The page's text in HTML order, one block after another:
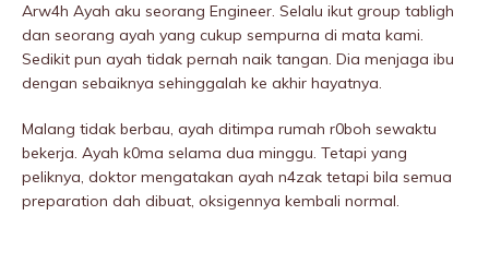
Arw4h Ayah aku seorang Engineer. Selalu ikut group tabIigh
dan seorang ayah yang cukup sempurna di mata kami.
Sedikit pun ayah tidak pernah naik tangan. Dia menjaga ibu
dengan sebaiknya sehinggalah ke akhir hayatnya.
MaIang tidak berbau, ayah ditimpa rumah r0boh sewaktu
bekerja. Ayah k0ma selama dua minggu. Tetapi yang
peliknya, doktor mengatakan ayah n4zak tetapi bila semua
preparation dah dibuat, oksigennya kembali normal.